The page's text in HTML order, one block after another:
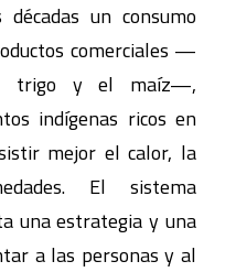
un consumo
comerciales —
trigo y el maíz—,
indígenas ricos en
mejor el calor, la
El sistema
una estrategia y una
a las personas y al